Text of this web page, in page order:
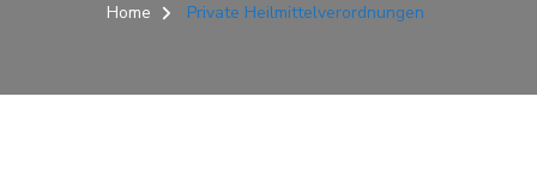
Home Private Heilmittelverordnungen